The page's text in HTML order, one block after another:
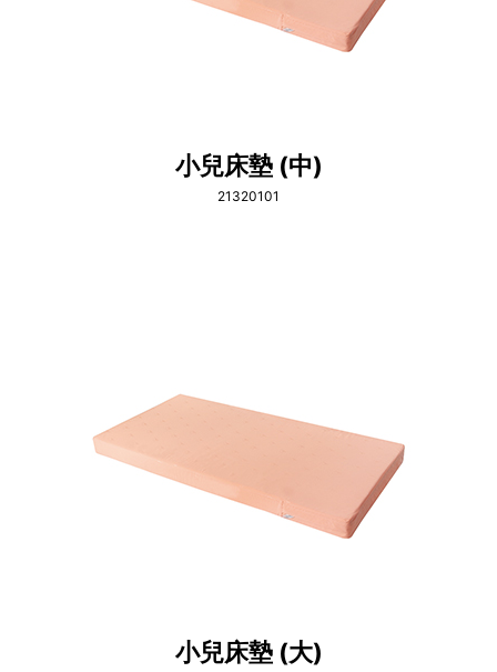
小兒床墊 (中)
21320101
小兒床墊 (大)